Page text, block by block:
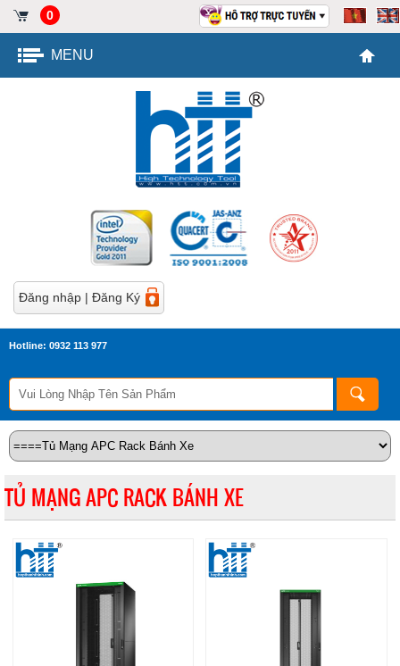
0
MENU
Đăng nhập | Đăng Ký
Hotline: 0932 113 977
TỦ MẠNG APC RACK BÁNH XE